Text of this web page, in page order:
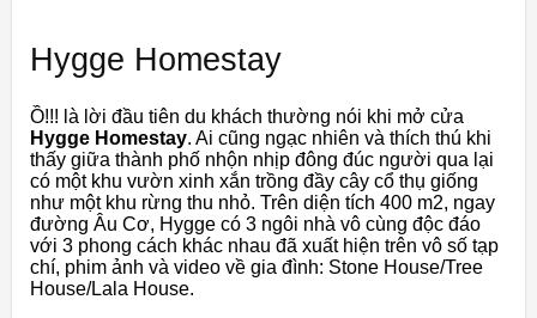
Hygge Homestay
Ồ!!! là lời đầu tiên du khách thường nói khi mở cửa
Hygge Homestay. Ai cũng ngạc nhiên và thích thú khi
thấy giữa thành phố nhộn nhịp đông đúc người qua lại
có một khu vườn xinh xắn trồng đầy cây cổ thụ giống
như một khu rừng thu nhỏ. Trên diện tích 400 m2, ngay
đường Âu Cơ, Hygge có 3 ngôi nhà vô cùng độc đáo
với 3 phong cách khác nhau đã xuất hiện trên vô số tạp
chí, phim ảnh và video về gia đình: Stone House/Tree
House/Lala House.